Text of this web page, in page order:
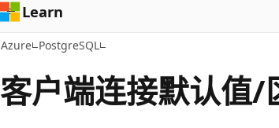
Learn
Azure PostgreSQL
客户端连接默认值/